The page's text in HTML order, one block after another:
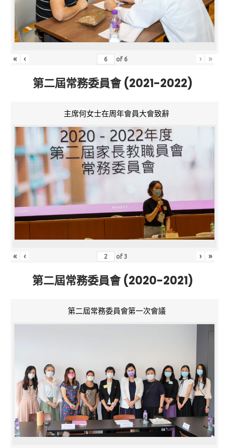
« ‹ of 6 › »
第二屆常務委員會 (2021-2022)
主席何女士在周年會員大會致辭
« ‹ of3 › »
第二屆常務委員會 (2020-2021)
第二屆常務委員會第一次會議